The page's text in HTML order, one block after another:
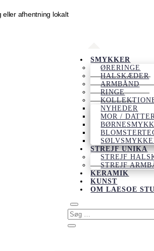
eller afhentning lokalt
SMYKKER
ØRERINGE
HALSKÆDER
ARMBÅND
RINGE
NYHEDER
MOR /
STREJF UNIKA
STREJF
STREJF
KERAMIK
KUNST
OM LAESOE